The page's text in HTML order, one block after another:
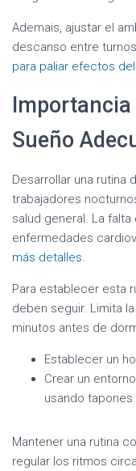
Ademais, ajustar el
descanso entre
para paliar efectos
Importancia
Sueño
Desarrollar una rutina
trabajadores
salud general. La
enfermedades
más detalles.
Para establecer esta
deben seguir. Limita
minutos antes de
Establecer un
Crear un
usando
Mantener una rutina
regular los ritmos